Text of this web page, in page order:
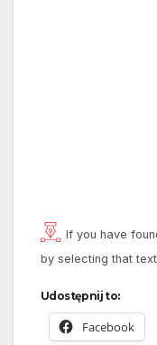
If you have
by selecting that
Udostępnij to:
Facebook